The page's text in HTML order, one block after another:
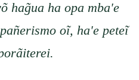
hag̃ua ha opa mba'e
oĩ, ha'e peteĩ